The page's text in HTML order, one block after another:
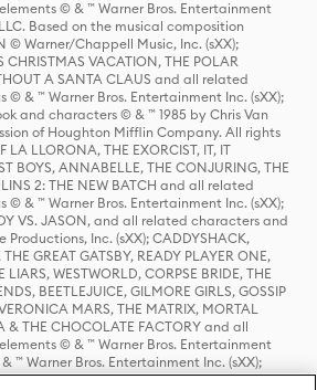
© & ™ Warner Bros. Entertainment
Based on the musical composition
© Warner/Chappell Music, Inc. (sXX);
VACATION, THE POLAR
A SANTA CLAUS and all related
& ™ Warner Bros. Entertainment Inc. (sXX);
and characters © & ™ 1985 by Chris Van
of Houghton Mifflin Company. All rights
LA LLORONA, THE EXORCIST, IT, IT
BOYS, ANNABELLE, THE CONJURING, THE
2: THE NEW BATCH and all related
& ™ Warner Bros. Entertainment Inc. (sXX);
VS. JASON, and all related characters and
Inc. (sXX); CADDYSHACK,
GREAT GATSBY, READY PLAYER ONE,
LIARS, WESTWORLD, CORPSE BRIDE, THE
BEETLEJUICE, GILMORE GIRLS, GOSSIP
MARS, THE MATRIX, MORTAL
& THE CHOCOLATE FACTORY and all
© & ™ Warner Bros. Entertainment
& ™ Warner Bros. Entertainment Inc. (sXX);
GAME OF THRONES, and all related